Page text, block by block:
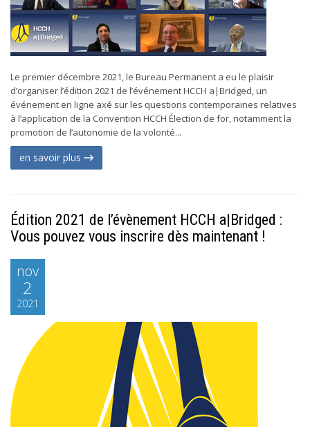
Le premier décembre 2021, le Bureau Permanent a eu le plaisir
d’organiser l’édition 2021 de l’événement HCCH a|Bridged, un
événement en ligne axé sur les questions contemporaines relatives
à l’application de la Convention HCCH Élection de for, notamment la
promotion de l’autonomie de la volonté...
en savoir plus
Édition 2021 de l’évènement HCCH a|Bridged :
Vous pouvez vous inscrire dès maintenant !
nov
2
2021